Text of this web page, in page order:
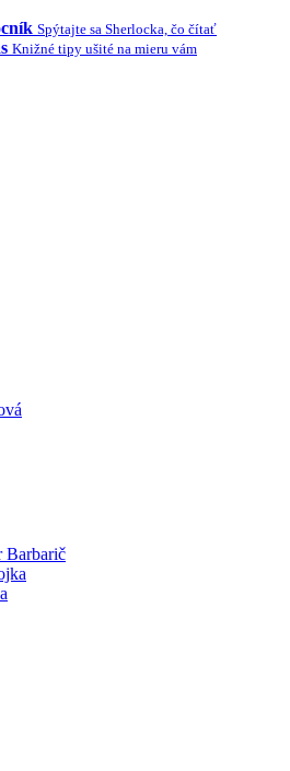
Spýtajte sa Sherlocka, čo čítať
Knižné tipy ušité na mieru vám
Barbarič